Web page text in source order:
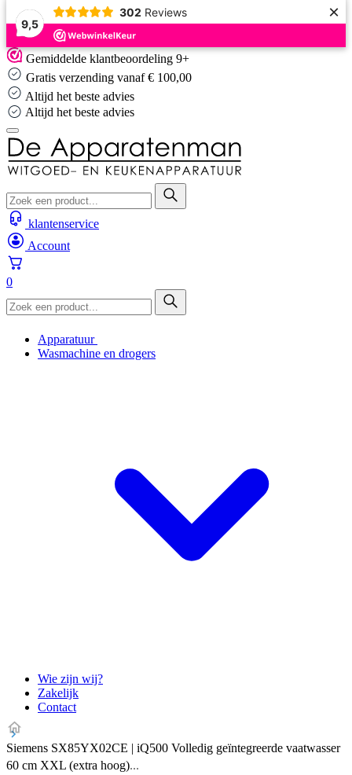
9,5
302 Reviews ×
Skip
to
content
Gemiddelde klantbeoordeling 9+
Gratis verzending vanaf € 100,00
Altijd het beste advies
Altijd het beste advies
klantenservice
Account
0
Apparatuur
Wasmachine en drogers
Wie zijn wij?
Zakelijk
Contact
Siemens SX85YX02CE | iQ500 Volledig geïntegreerde vaatwasser
60 cm XXL (extra hoog)